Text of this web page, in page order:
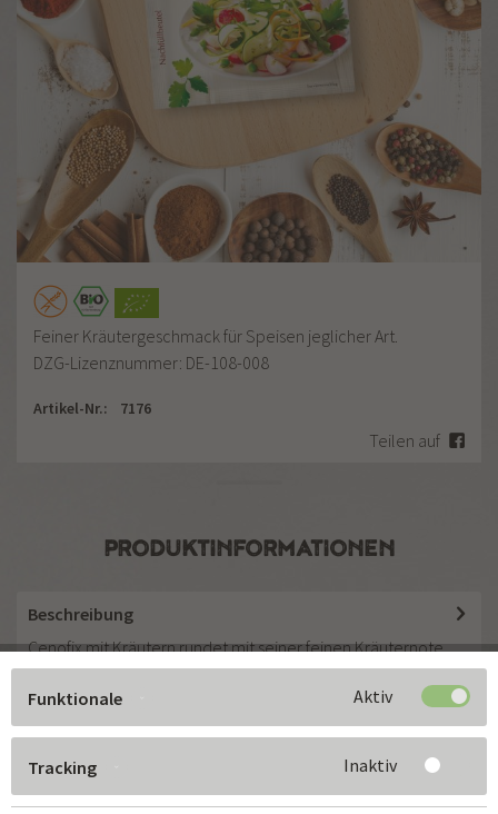
Feiner Kräutergeschmack für Speisen jeglicher Art.
DZG-Lizenznummer: DE-108-008
Artikel-Nr.: 7176
Teilen auf
PRODUKTINFORMATIONEN
Beschreibung
Cenofix mit Kräutern rundet mit seiner feinen Kräuternote
den Eigengschmack vieler Speisen...mehr
Zutaten
mehr
Funktionale Aktiv
Tracking Inaktiv